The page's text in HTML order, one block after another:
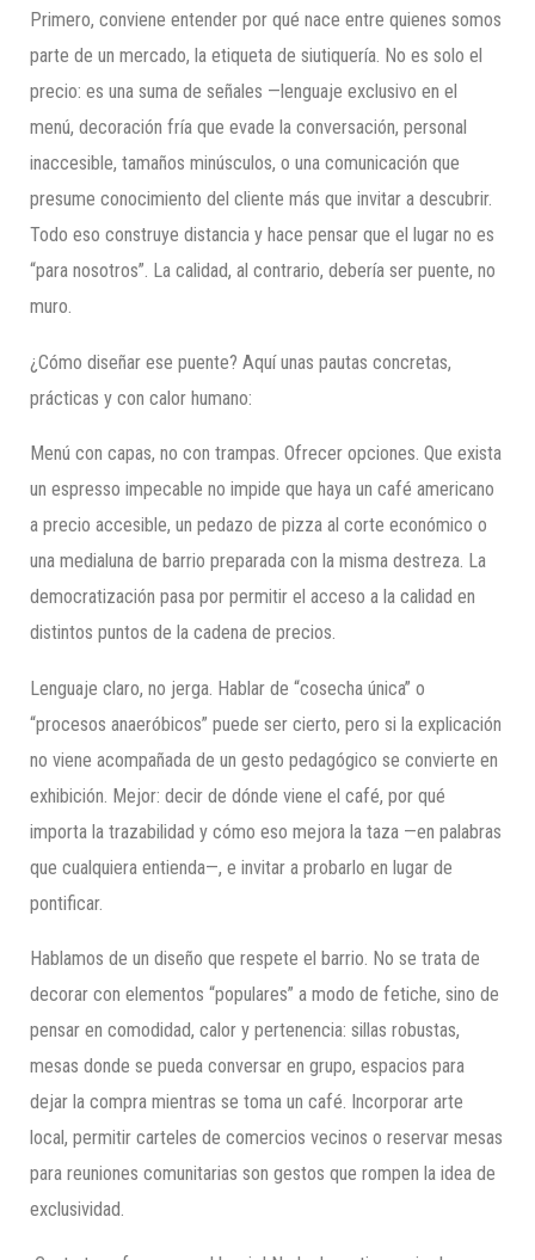
Primero, conviene entender por qué nace entre quienes somos
parte de un mercado, la etiqueta de siutiquería. No es solo el
precio: es una suma de señales —lenguaje exclusivo en el
menú, decoración fría que evade la conversación, personal
inaccesible, tamaños minúsculos, o una comunicación que
presume conocimiento del cliente más que invitar a descubrir.
Todo eso construye distancia y hace pensar que el lugar no es
“para nosotros”. La calidad, al contrario, debería ser puente, no
muro.
¿Cómo diseñar ese puente? Aquí unas pautas concretas,
prácticas y con calor humano:
Menú con capas, no con trampas. Ofrecer opciones. Que exista
un espresso impecable no impide que haya un café americano
a precio accesible, un pedazo de pizza al corte económico o
una medialuna de barrio preparada con la misma destreza. La
democratización pasa por permitir el acceso a la calidad en
distintos puntos de la cadena de precios.
Lenguaje claro, no jerga. Hablar de “cosecha única” o
“procesos anaeróbicos” puede ser cierto, pero si la explicación
no viene acompañada de un gesto pedagógico se convierte en
exhibición. Mejor: decir de dónde viene el café, por qué
importa la trazabilidad y cómo eso mejora la taza —en palabras
que cualquiera entienda—, e invitar a probarlo en lugar de
pontificar.
Hablamos de un diseño que respete el barrio. No se trata de
decorar con elementos “populares” a modo de fetiche, sino de
pensar en comodidad, calor y pertenencia: sillas robustas,
mesas donde se pueda conversar en grupo, espacios para
dejar la compra mientras se toma un café. Incorporar arte
local, permitir carteles de comercios vecinos o reservar mesas
para reuniones comunitarias son gestos que rompen la idea de
exclusividad.